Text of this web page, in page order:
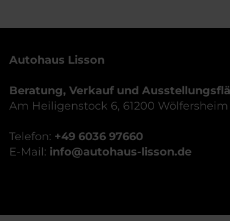
Autohaus Lisson
Beratung, Verkauf und
Am Heiligenstock 6, 61200 Wölfersheim
Telefon: +49 6036 97660
E-Mail: info@autohaus-lisson.de